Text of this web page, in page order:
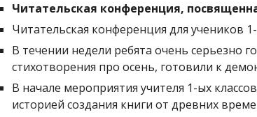
Читательская конференция,
Читательская конференция для учеников
В течении недели ребята очень серьезно
стихотворения про осень, готовили к
В начале мероприятия учителя 1-ых
историей создания книги от древних